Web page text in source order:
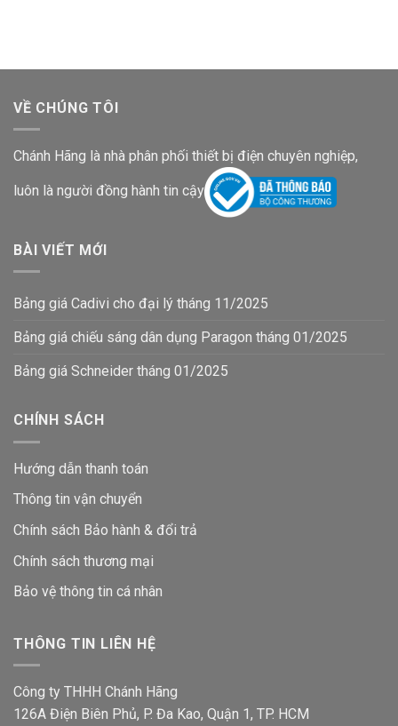
VỀ CHÚNG TÔI
Chánh Hãng là nhà phân phối thiết bị điện chuyên nghiệp,
luôn là người đồng hành tin cậy
BÀI VIẾT MỚI
Bảng giá Cadivi cho đại lý tháng 11/2025
Bảng giá chiếu sáng dân dụng Paragon tháng 01/2025
Bảng giá Schneider tháng 01/2025
CHÍNH SÁCH
Hướng dẫn thanh toán
Thông tin vận chuyển
Chính sách Bảo hành & đổi trả
Chính sách thương mại
Bảo vệ thông tin cá nhân
THÔNG TIN LIÊN HỆ
Công ty THHH Chánh Hãng
126A Điện Biên Phủ, P. Đa Kao, Quận 1, TP. HCM